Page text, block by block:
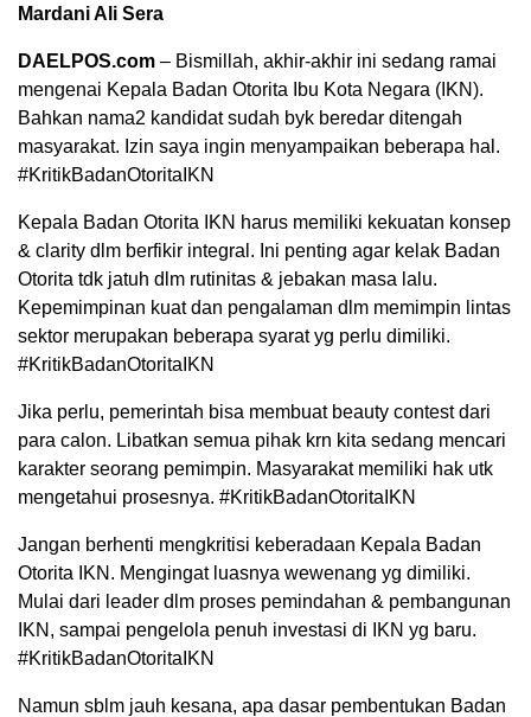
Mardani Ali Sera
DAELPOS.com – Bismillah, akhir-akhir ini sedang ramai
mengenai Kepala Badan Otorita Ibu Kota Negara (IKN).
Bahkan nama2 kandidat sudah byk beredar ditengah
masyarakat. Izin saya ingin menyampaikan beberapa hal.
#KritikBadanOtoritaIKN
Kepala Badan Otorita IKN harus memiliki kekuatan konsep
& clarity dlm berfikir integral. Ini penting agar kelak Badan
Otorita tdk jatuh dlm rutinitas & jebakan masa lalu.
Kepemimpinan kuat dan pengalaman dlm memimpin lintas
sektor merupakan beberapa syarat yg perlu dimiliki.
#KritikBadanOtoritaIKN
Jika perlu, pemerintah bisa membuat beauty contest dari
para calon. Libatkan semua pihak krn kita sedang mencari
karakter seorang pemimpin. Masyarakat memiliki hak utk
mengetahui prosesnya. #KritikBadanOtoritaIKN
Jangan berhenti mengkritisi keberadaan Kepala Badan
Otorita IKN. Mengingat luasnya wewenang yg dimiliki.
Mulai dari leader dlm proses pemindahan & pembangunan
IKN, sampai pengelola penuh investasi di IKN yg baru.
#KritikBadanOtoritaIKN
Namun sblm jauh kesana, apa dasar pembentukan Badan